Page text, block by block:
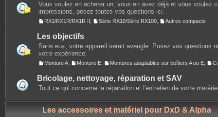
Vous voulez en acheter un, vous en avez déjà et vous voulez
impressions, posez toutes vos questions ici.
RX1/RX1R/RX1R II Série RX10/Série RX100 Autres compacts
Les objectifs
Sans eux, votre appareil serait aveugle. Posez vos questions
votre expérience.
Monture A Monture E Montures adaptables sur boîtiers A ou E
Bricolage, nettoyage, réparation et SAV
Tout ce qui concerne la réparation et l'entretien de votre
Les accessoires et matériel pour DxD & Alpha